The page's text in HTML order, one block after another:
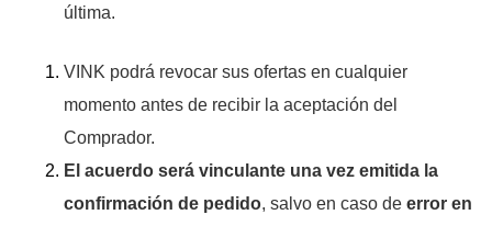
última.
VINK podrá revocar sus ofertas en cualquier
momento antes de recibir la aceptación del
Comprador.
El acuerdo será vinculante una vez emitida la
confirmación de pedido, salvo en caso de error en